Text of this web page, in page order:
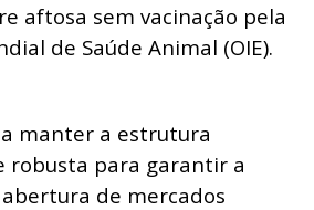
aftosa sem vacinação pela
de Saúde Animal (OIE).
manter a estrutura
robusta para garantir a
de mercados